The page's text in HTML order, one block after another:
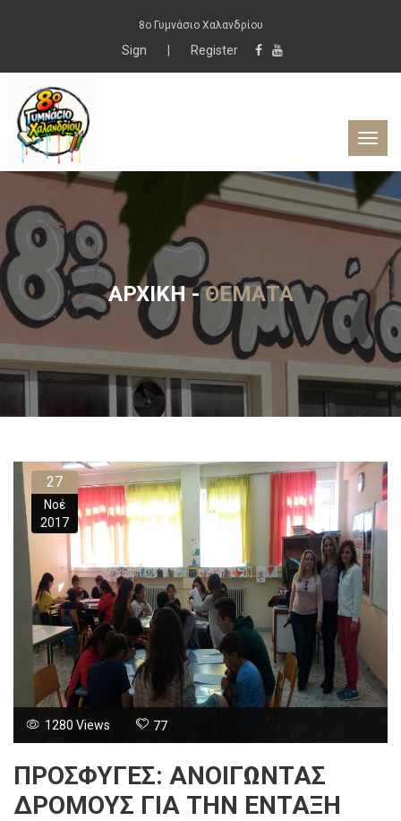
8ο Γυμνάσιο Χαλανδρίου
Sign Register
ΑΡΧΙΚΉ-ΘΈΜΑΤΑ
27
Νοέ
2017
1280 Views 77
ΠΡΟΣΦΎΓΕΣ: ΑΝΟΙΓΩΝΤΑΣ
ΔΡΟΜΟΥΣ ΓΙΑ ΤΗΝ ΕΝΤΑΞΗ